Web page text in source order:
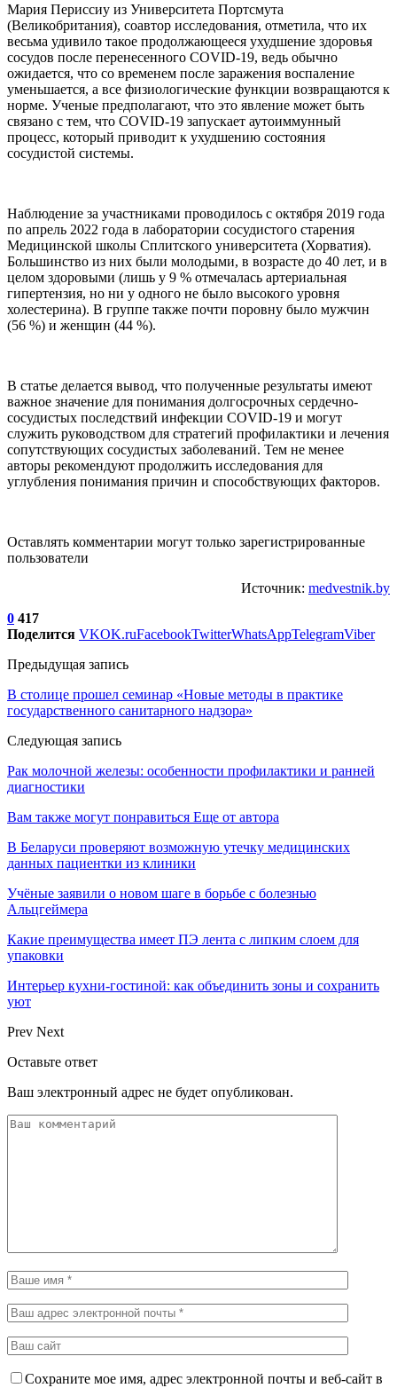
Мария Периссиу из Университета Портсмута
(Великобритания), соавтор исследования, отметила, что их
весьма удивило такое продолжающееся ухудшение здоровья
сосудов после перенесенного COVID-19, ведь обычно
ожидается, что со временем после заражения воспаление
уменьшается, а все физиологические функции возвращаются к
норме. Ученые предполагают, что это явление может быть
связано с тем, что COVID-19 запускает аутоиммунный
процесс, который приводит к ухудшению состояния
сосудистой системы.
Наблюдение за участниками проводилось с октября 2019 года
по апрель 2022 года в лаборатории сосудистого старения
Медицинской школы Сплитского университета (Хорватия).
Большинство из них были молодыми, в возрасте до 40 лет, и в
целом здоровыми (лишь у 9 % отмечалась артериальная
гипертензия, но ни у одного не было высокого уровня
холестерина). В группе также почти поровну было мужчин
(56 %) и женщин (44 %).
В статье делается вывод, что полученные результаты имеют
важное значение для понимания долгосрочных сердечно-
сосудистых последствий инфекции COVID-19 и могут
служить руководством для стратегий профилактики и лечения
сопутствующих сосудистых заболеваний. Тем не менее
авторы рекомендуют продолжить исследования для
углубления понимания причин и способствующих факторов.
Оставлять комментарии могут только зарегистрированные
пользователи
Источник: medvestnik.by
0 417
Поделится VKOK.ruFacebookTwitterWhatsAppTelegramViber
Предыдущая запись
В столице прошел семинар «Новые методы в практике
государственного санитарного надзора»
Следующая запись
Рак молочной железы: особенности профилактики и ранней
диагностики
Вам также могут понравиться Еще от автора
В Беларуси проверяют возможную утечку медицинских
данных пациентки из клиники
Учёные заявили о новом шаге в борьбе с болезнью
Альцгеймера
Какие преимущества имеет ПЭ лента с липким слоем для
упаковки
Интерьер кухни-гостиной: как объединить зоны и сохранить
уют
Prev Next
Оставьте ответ
Ваш электронный адрес не будет опубликован.
Сохраните мое имя, адрес электронной почты и веб-сайт в